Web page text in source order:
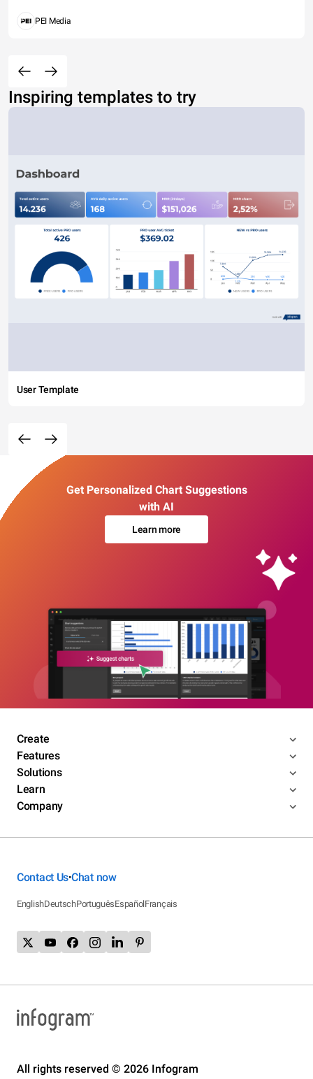
PEI Media
Inspiring templates to try
User Template
Get Personalized Chart Suggestions
with AI
Learn more
Create
Features
Solutions
Learn
Company
Contact Us•Chat now
EnglishDeutschPortuguêsEspañolFrançais
All rights reserved © 2026 Infogram